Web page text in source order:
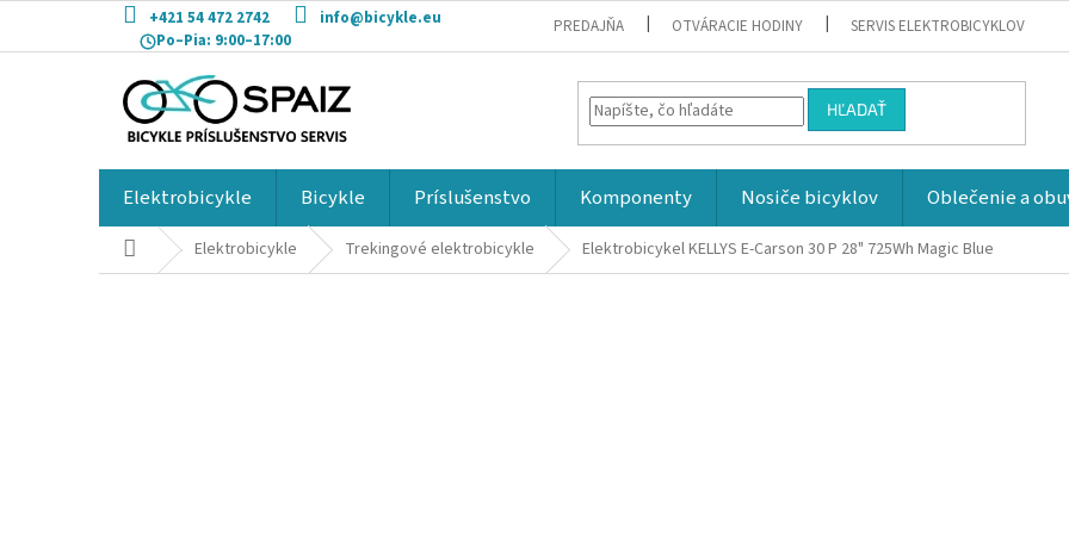
obsah
+421 54 472 2742
info@bicykle.eu
Po–Pia: 9:00–17:00
PREDAJŇA OTVÁRACIE HODINY SERVIS ELEKTROBICYKLOV
HĽADAŤ
Elektrobicykle Bicykle Príslušenstvo Komponenty Nosiče bicyklov Oblečenie a
DomovElektrobicykle Trekingové elektrobicykle Elektrobicykel KELLYS E-Carson 30 P 28" 725Wh Magic Blue